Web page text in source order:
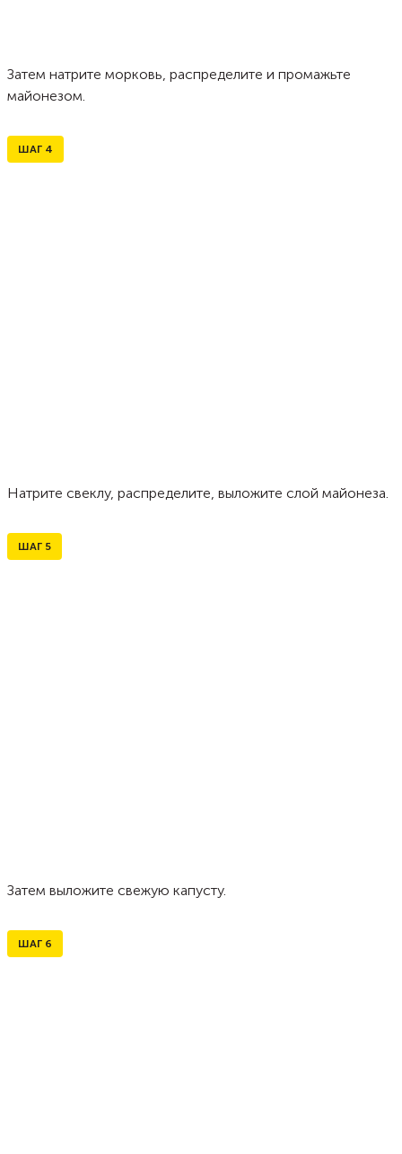
Затем натрите морковь, распределите и промажьте
майонезом.
ШАГ 4
Натрите свеклу, распределите, выложите слой майонеза.
ШАГ 5
Затем выложите свежую капусту.
ШАГ 6